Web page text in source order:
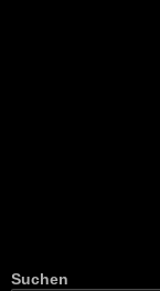
Suchen